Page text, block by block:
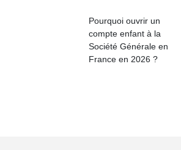
Pourquoi ouvrir un
compte enfant à la
Société Générale en
France en 2026 ?